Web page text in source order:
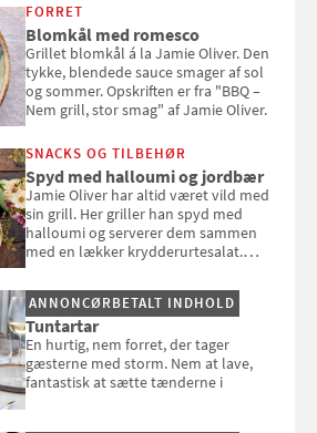
FORRET
Blomkål med romesco
Grillet blomkål á la Jamie Oliver. Den
tykke, blendede sauce smager af sol
og sommer. Opskriften er fra "BBQ –
Nem grill, stor smag" af Jamie Oliver.
SNACKS OG TILBEHØR
Spyd med halloumi og jordbær
Jamie Oliver har altid været vild med
sin grill. Her griller han spyd med
halloumi og serverer dem sammen
med en lækker krydderurtesalat.
smag" af Jamie Oliver.
ANNONCØRBETALT INDHOLD
Tuntartar
En hurtig, nem forret, der tager
gæsterne med storm. Nem at lave,
fantastisk at sætte tænderne i